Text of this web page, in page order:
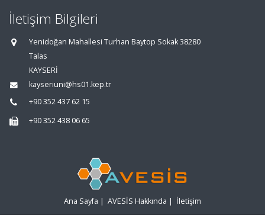
İletişim Bilgileri
Yenidoğan Mahallesi Turhan Baytop Sokak 38280
Talas
KAYSERİ
kayseriuni@hs01.kep.tr
+90 352 437 62 15
+90 352 438 06 65
Ana Sayfa | AVESİS Hakkında | İletişim